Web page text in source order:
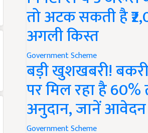
तो अटक सकती है
अगली किस्त
Government Scheme
बड़ी खुशखबरी!
पर मिल रहा है 60%
अनुदान, जानें आवेदन
Government Scheme